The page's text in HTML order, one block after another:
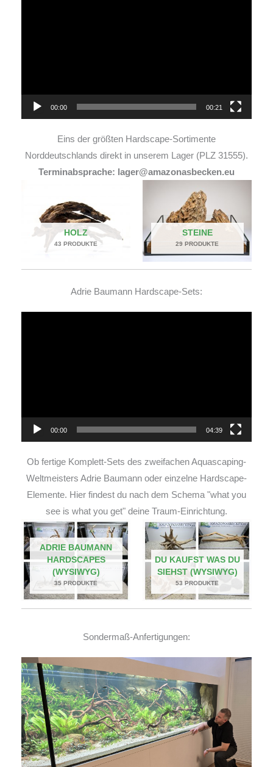
00:00 00:21
Eins der größten Hardscape-Sortimente
Norddeutschlands direkt in unserem Lager (PLZ 31555).
Terminabsprache: lager@amazonasbecken.eu
HOLZ
43 PRODUKTE
STEINE
29 PRODUKTE
Adrie Baumann Hardscape-Sets:
00:00 04:39
Ob fertige Komplett-Sets des zweifachen Aquascaping-
Weltmeisters Adrie Baumann oder einzelne Hardscape-
Elemente. Hier findest du nach dem Schema "what you
see is what you get" deine Traum-Einrichtung.
ADRIE BAUMANN
HARDSCAPES
(WYSIWYG)
35 PRODUKTE
DU KAUFST WAS DU
SIEHST (WYSIWYG)
53 PRODUKTE
Sondermaß-Anfertigungen: